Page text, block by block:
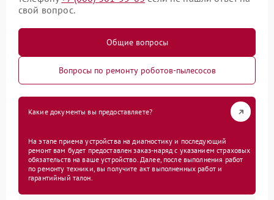
свой вопрос.
Общие вопросы
Вопросы по ремонту роботов-пылесосов
Какие документы вы предоставляете?
На этапе приема устройства на диагностику и последующий
ремонт вам будет предоставлен заказ-наряд с указанием страховых
обязательств на ваше устройство. Далее, после выполнения работ
по ремонту техники, вы получите акт выполненных работ и
гарантийный талон.